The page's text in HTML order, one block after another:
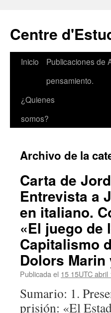
contenido
Centre
Inicio
Publicaciones de
pensamiento.
¿Quienes
somos?
Archivo de la
Carta de
Entrevista a
en italiano.
«El juego de
Capitalismo
Dolors
Publicada el 15 15UTC abril
Sumario: 1.
prisión: «El